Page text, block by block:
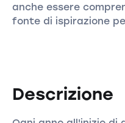
anche essere
fonte di ispirazione
Descrizione